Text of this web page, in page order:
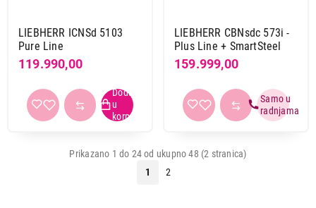
LIEBHERR ICNSd 5103
Pure Line
119.990,00
LIEBHERR CBNsdc 573i -
Plus Line + SmartSteel
159.999,00
Prikazano 1 do 24 od ukupno 48 (2 stranica)
1
2